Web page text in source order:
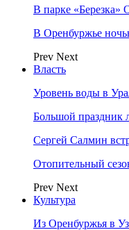
В парке «Березка»
В Оренбуржье
Prev Next
Власть
Уровень воды в
Большой праздник
Сергей Салмин
Отопительный
Prev Next
Культура
Из Оренбуржья в